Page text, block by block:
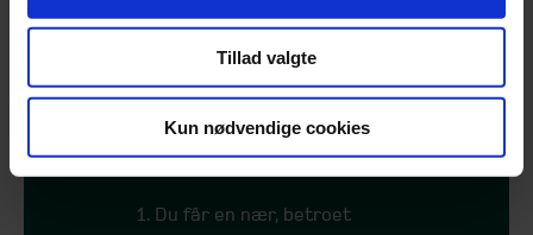
Tillad valgte
Kun nødvendige cookies
5 gode grunde til at have
en revisor
Du får en nær, betroet